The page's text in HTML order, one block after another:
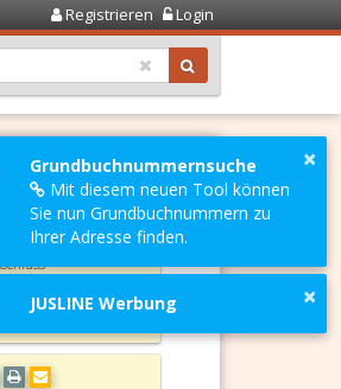
Registrieren Login
IST ALLE
×
Grundbuchnummernsuche
Mit diesem neuen Tool können
Sie nun Grundbuchnummern zu
Ihrer Adresse finden.
×
JUSLINE Werbung